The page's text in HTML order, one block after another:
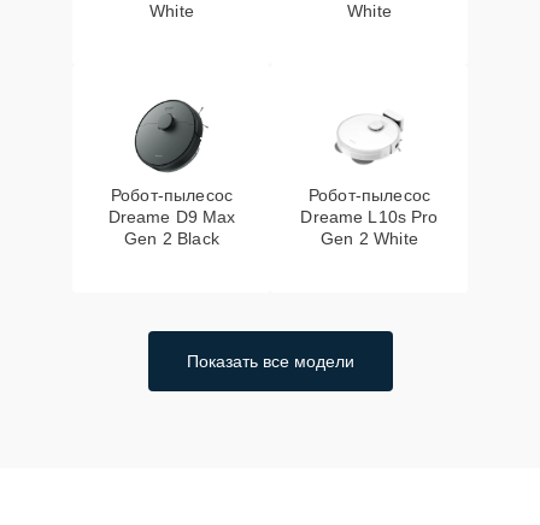
White
White
Робот-пылесос
Dreame D9 Max
Gen 2 Black
Робот-пылесос
Dreame L10s Pro
Gen 2 White
Показать все модели